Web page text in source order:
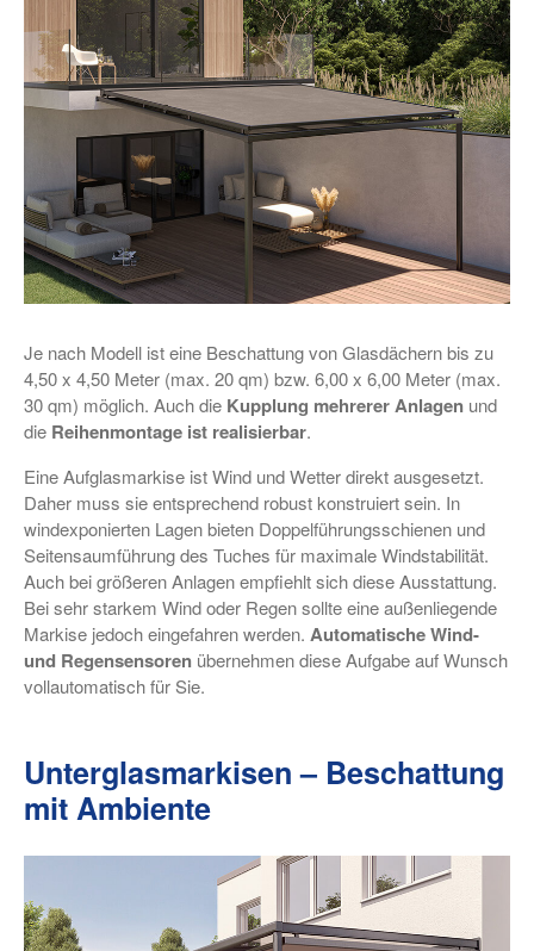
Je nach Modell ist eine Beschattung von Glasdächern bis zu
4,50 x 4,50 Meter (max. 20 qm) bzw. 6,00 x 6,00 Meter (max.
30 qm) möglich. Auch die Kupplung mehrerer Anlagen und
die Reihenmontage ist realisierbar.
Eine Aufglasmarkise ist Wind und Wetter direkt ausgesetzt.
Daher muss sie entsprechend robust konstruiert sein. In
windexponierten Lagen bieten Doppelführungsschienen und
Seitensaumführung des Tuches für maximale Windstabilität.
Auch bei größeren Anlagen empfiehlt sich diese Ausstattung.
Bei sehr starkem Wind oder Regen sollte eine außenliegende
Markise jedoch eingefahren werden. Automatische Wind-
und Regensensoren übernehmen diese Aufgabe auf Wunsch
vollautomatisch für Sie.
Unterglasmarkisen – Beschattung
mit Ambiente